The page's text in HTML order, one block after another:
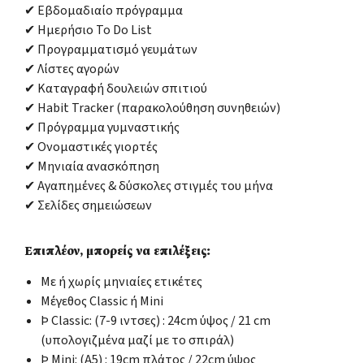
✔ Εβδομαδιαίο πρόγραμμα
✔ Ημερήσιο To Do List
✔ Προγραμματισμό γευμάτων
✔ Λίστες αγορών
✔ Καταγραφή δουλειών σπιτιού
✔ Habit Tracker (παρακολούθηση συνηθειών)
✔ Πρόγραμμα γυμναστικής
✔ Ονομαστικές γιορτές
✔ Μηνιαία ανασκόπηση
✔ Αγαπημένες & δύσκολες στιγμές του μήνα
✔ Σελίδες σημειώσεων
Επιπλέον, μπορείς να επιλέξεις:
Με ή χωρίς μηνιαίες ετικέτες
Μέγεθος Classic ή Mini
Þ Classic: (7-9 ιντσες) : 24cm ύψος / 21 cm
(υπολογιζμένα μαζί με το σπιράλ)